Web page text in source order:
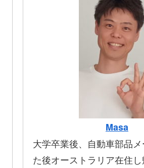
Masa
大学卒業後、自動車部品
た後オーストラリア在住